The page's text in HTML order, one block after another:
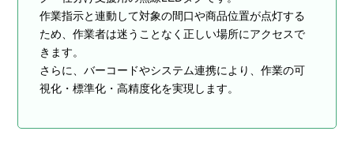
作業指示と連動して対象の間口や商品位置が点灯する
ため、作業者は迷うことなく正しい場所にアクセスで
きます。
さらに、バーコードやシステム連携により、作業の可
視化・標準化・高精度化を実現します。